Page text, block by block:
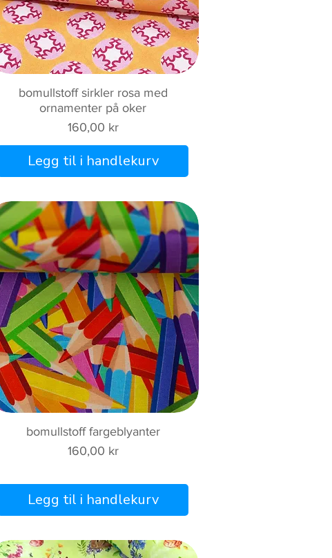
Hurtigvisning
bomullstoff sirkler rosa med
ornamenter på oker
Pris
160,00 kr
Legg til i handlekurv
Hurtigvisning
bomullstoff fargeblyanter
Pris
160,00 kr
Legg til i handlekurv